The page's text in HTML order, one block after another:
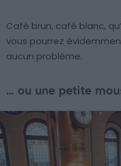
Café brun, café blanc,
vous pourrez
aucun problème.
… ou une petite